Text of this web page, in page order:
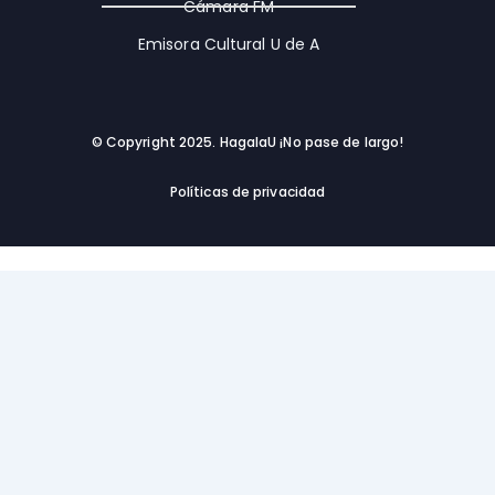
Cámara FM
Emisora Cultural U de A
© Copyright 2025. HagalaU ¡No pase de largo!
Políticas de privacidad